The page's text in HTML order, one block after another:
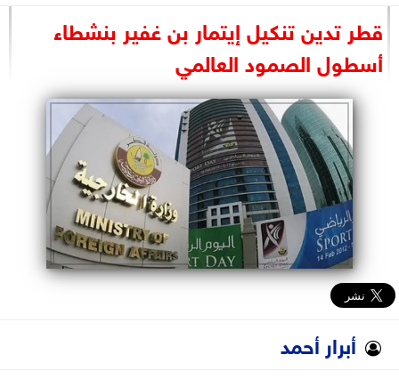
الرئاسة
البرلمان
الوزارات
الأحزاب
قطر تدين تنكيل إيتمار بن غفير بنشطاء
أسطول الصمود العالمي
أبرار أحمد